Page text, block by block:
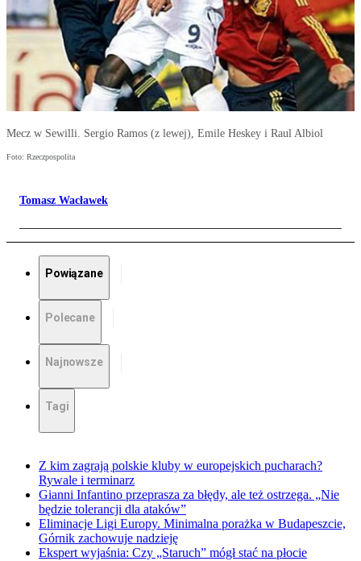
Mecz w Sewilli. Sergio Ramos (z lewej), Emile Heskey i Raul Albiol
Foto: Rzeczpospolita
Tomasz Wacławek
Powiązane
Polecane
Najnowsze
Tagi
Z kim zagrają polskie kluby w europejskich pucharach?
Rywale i terminarz
Gianni Infantino przeprasza za błędy, ale też ostrzega. „Nie
będzie tolerancji dla ataków”
Eliminacje Ligi Europy. Minimalna porażka w Budapeszcie,
Górnik zachowuje nadzieję
Ekspert wyjaśnia: Czy „Staruch” mógł stać na płocie